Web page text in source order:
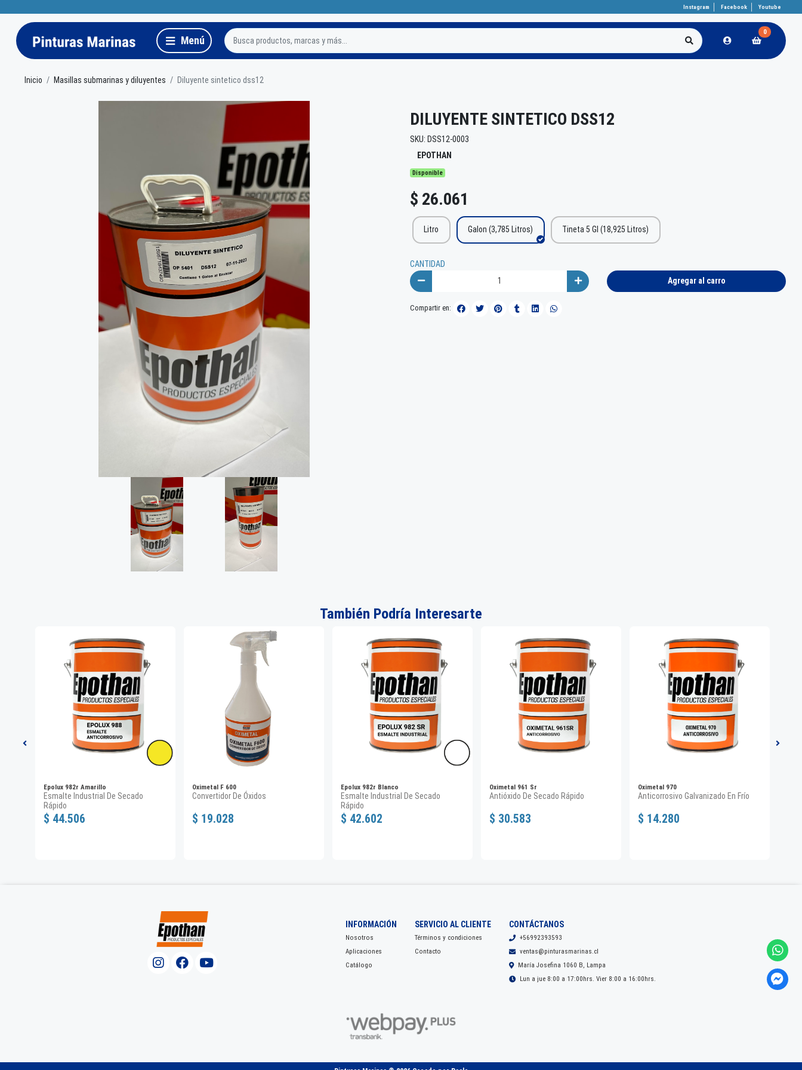
Instagram Facebook Youtube
0
Inicio Masillas submarinas y diluyentes Diluyente sintetico dss12
DILUYENTE SINTETICO DSS12
SKU: DSS12-0003
EPOTHAN
Disponible
$ 26.061
Litro Galon (3,785 Litros) Tineta 5 Gl (18,925 Litros)
CANTIDAD
Agregar al carro
Compartir en:
También Podría Interesarte
Epolux 982r Amarillo
Esmalte Industrial De Secado
Rápido
$ 44.506
Oximetal F 600
Convertidor De Óxidos
$ 19.028
Epolux 982r Blanco
Esmalte Industrial De Secado
Rápido
$ 42.602
Oximetal 961 Sr
Antióxido De Secado Rápido
$ 30.583
Oximetal 970
Anticorrosivo Galvanizado En Frío
$ 14.280
INFORMACIÓN
Nosotros
Aplicaciones
Catálogo
SERVICIO AL CLIENTE
Términos y condiciones
Contacto
CONTÁCTANOS
+56992393593
ventas@pinturasmarinas.cl
María Josefina 1060 B, Lampa
Lun a jue 8:00 a 17:00hrs. Vier 8:00 a 16:00hrs.